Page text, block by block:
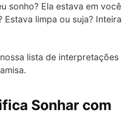
sonho? Ela estava em você
Estava limpa ou suja? Inteira
lista de interpretações
Sonhar com